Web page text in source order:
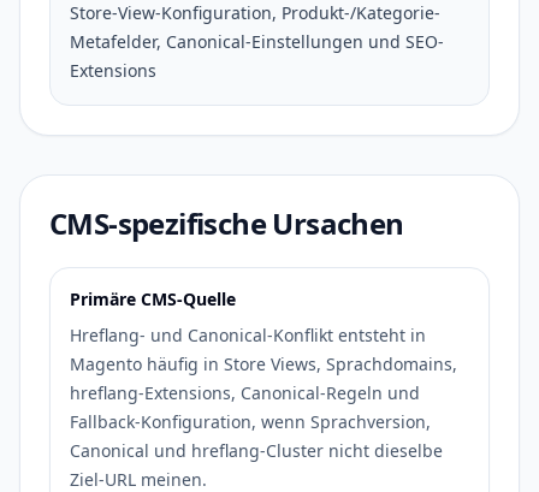
Store-View-Konfiguration, Produkt-/Kategorie-
Metafelder, Canonical-Einstellungen und SEO-
Extensions
CMS-spezifische Ursachen
Primäre CMS-Quelle
Hreflang- und Canonical-Konflikt entsteht in
Magento häufig in Store Views, Sprachdomains,
hreflang-Extensions, Canonical-Regeln und
Fallback-Konfiguration, wenn Sprachversion,
Canonical und hreflang-Cluster nicht dieselbe
Ziel-URL meinen.